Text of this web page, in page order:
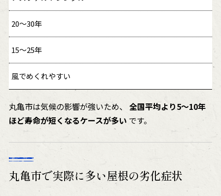
20〜30年
15〜25年
風でめくれやすい
丸亀市は気候の影響が強いため、 全国平均より5〜10年
ほど寿命が短くなるケースが多い です。
丸亀市で実際に多い屋根の劣化症状